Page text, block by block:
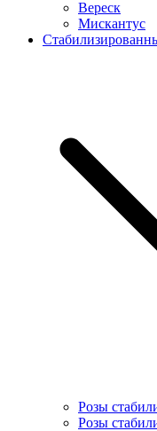
Вереск
Мискантус
Розы
Розы